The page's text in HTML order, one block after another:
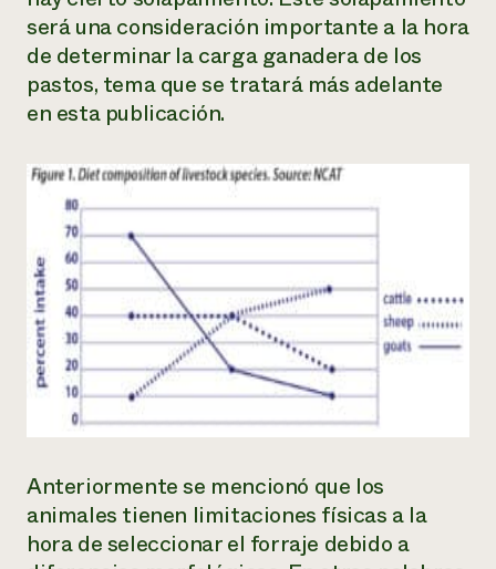
será una consideración importante a la hora
de determinar la carga ganadera de los
pastos, tema que se tratará más adelante
en esta publicación.
Anteriormente se mencionó que los
animales tienen limitaciones físicas a la
hora de seleccionar el forraje debido a